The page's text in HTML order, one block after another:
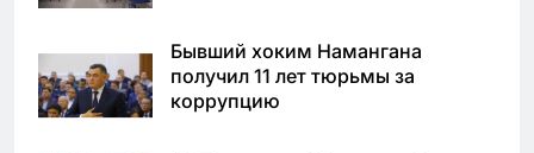
Бывший хоким Намангана
получил 11 лет тюрьмы за
коррупцию